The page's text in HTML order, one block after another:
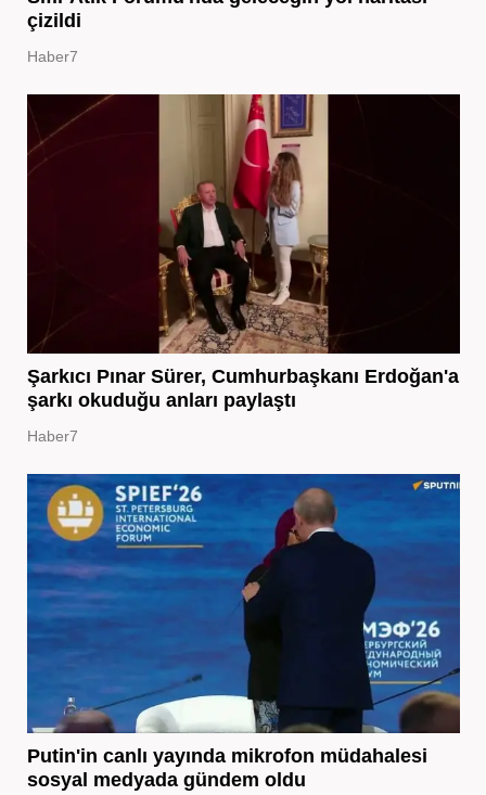
çizildi
Haber7
Şarkıcı Pınar Sürer, Cumhurbaşkanı Erdoğan'a
şarkı okuduğu anları paylaştı
Haber7
Putin'in canlı yayında mikrofon müdahalesi
sosyal medyada gündem oldu